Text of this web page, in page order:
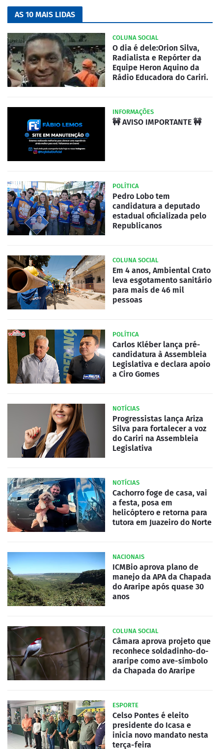
AS 10 MAIS LIDAS
COLUNA SOCIAL
O dia é dele:Orion Silva,
Radialista e Repórter da
Equipe Heron Aquino da
Rádio Educadora do Cariri.
INFORMAÇÕES
🚧 AVISO IMPORTANTE 🚧
POLÍTICA
Pedro Lobo tem
candidatura a deputado
estadual oficializada pelo
Republicanos
COLUNA SOCIAL
Em 4 anos, Ambiental Crato
leva esgotamento sanitário
para mais de 46 mil
pessoas
POLÍTICA
Carlos Kléber lança pré-
candidatura à Assembleia
Legislativa e declara apoio
a Ciro Gomes
NOTÍCIAS
Progressistas lança Ariza
Silva para fortalecer a voz
do Cariri na Assembleia
Legislativa
NOTÍCIAS
Cachorro foge de casa, vai
a festa, posa em
helicóptero e retorna para
tutora em Juazeiro do Norte
NACIONAIS
ICMBio aprova plano de
manejo da APA da Chapada
do Araripe após quase 30
anos
COLUNA SOCIAL
Câmara aprova projeto que
reconhece soldadinho-do-
araripe como ave-símbolo
da Chapada do Araripe
ESPORTE
Celso Pontes é eleito
presidente do Icasa e
inicia novo mandato nesta
terça-feira